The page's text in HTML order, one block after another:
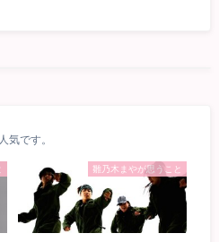
気です。
雛乃木まやが思うこと